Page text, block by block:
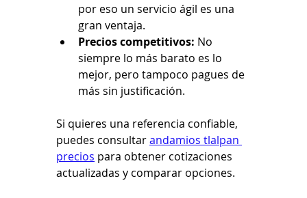
por eso un servicio ágil es una
gran ventaja.
Precios competitivos: No
siempre lo más barato es lo
mejor, pero tampoco pagues de
más sin justificación.
Si quieres una referencia confiable,
puedes consultar andamios tlalpan
precios para obtener cotizaciones
actualizadas y comparar opciones.